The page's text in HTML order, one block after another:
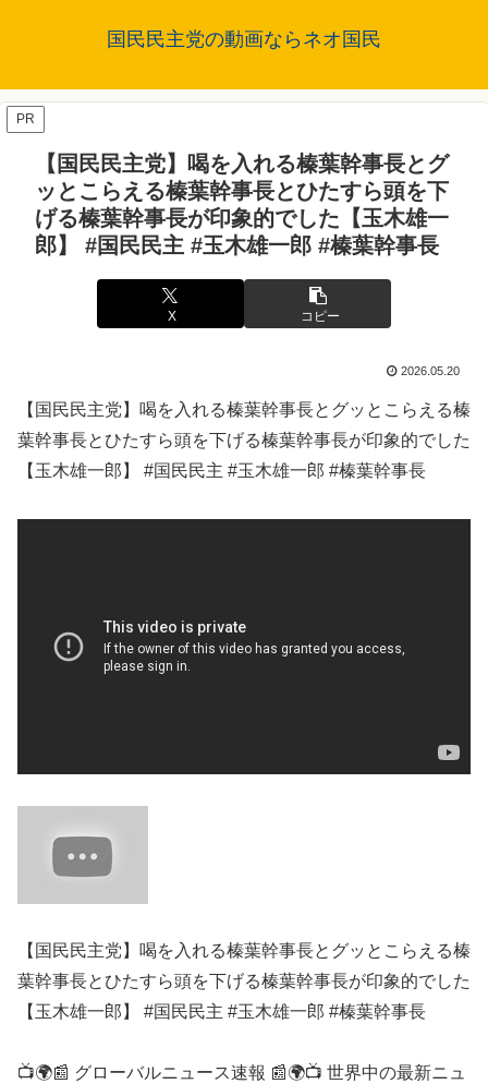
国民民主党の動画ならネオ国民
PR
【国民民主党】喝を入れる榛葉幹事長とグ
ッとこらえる榛葉幹事長とひたすら頭を下
げる榛葉幹事長が印象的でした【玉木雄一
郎】 #国民民主 #玉木雄一郎 #榛葉幹事長
X コピー
2026.05.20
【国民民主党】喝を入れる榛葉幹事長とグッとこらえる榛
葉幹事長とひたすら頭を下げる榛葉幹事長が印象的でした
【玉木雄一郎】 #国民民主 #玉木雄一郎 #榛葉幹事長
【国民民主党】喝を入れる榛葉幹事長とグッとこらえる榛
葉幹事長とひたすら頭を下げる榛葉幹事長が印象的でした
【玉木雄一郎】 #国民民主 #玉木雄一郎 #榛葉幹事長
📺🌍📰 グローバルニュース速報 📰🌍📺 世界中の最新ニュ